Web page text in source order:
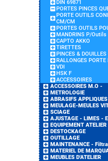
DIN 69871
PORTES PINCES
PORTE OUTILS
CM/CM
PORTES OUTILS
MANDRINS P/Outils
CAPTO AKKO
TIRETTES
PINCES & DOUILLES
RALLONGES
VDI
HSK F
ACCESSOIRES
ACCESSOIRES M.O -
METROLOGIE
ABRASIFS APPLIQUES
MEULAGE-MEULES
SCIAGE
AJUSTAGE - LIMES -
EQUIPEMENT ATELIER
DESTOCKAGE
OUTILLAGE
MAINTENANCE -
MATERIEL DE
MEUBLES D'ATELIER